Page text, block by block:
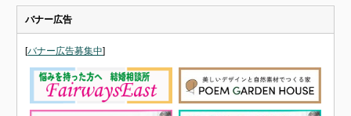
バナー広告
[バナー広告募集中]